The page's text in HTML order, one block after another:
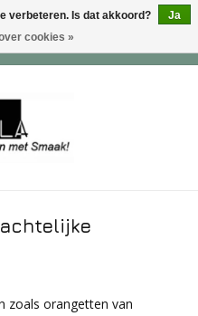
zoals orangetten van
verbeteren. Is dat akkoord?
Ja
cookies »